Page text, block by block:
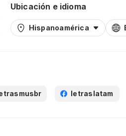
Ubicación e idioma
Hispanoamérica
letraslatam